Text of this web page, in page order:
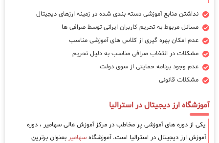
نداشتن منابع آموزشی دسته بندی شده در زمینه ارزهای دیجیتال
مسائل مربوط به تحریم کاربران ایرانی توسط صرافی ها
عدم امکان بهره گیری از کلاس های آموزشی مناسب
مشکلات در انتخاب صرافی مناسب به دلیل تحریم
عدم وجود برنامه حمایتی از سوی دولت
مشکلات قانونی
آموزشگاه ارز دیجیتال در استرالیا
یکی از دوره های آموزشی پر مخاطب در مرکز آموزش عالی سهامیر ، دوره
آموزش ارز دیجیتال در استرالیا است. آموزشگاه سهامیر بعنوان برترین